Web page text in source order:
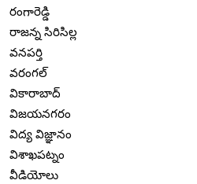
రంగారెడ్డి
రాజన్న సిరిసిల్ల
వనపర్తి
వరంగల్
వికారాబాద్
విజయనగరం
విద్య విజ్ఞానం
విశాఖపట్నం
వీడియోలు